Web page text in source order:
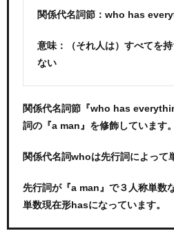
関係代名詞節：who has
意味：（それ人は）すべてを
ない
関係代名詞節『who has
詞の『a man』を修飾しています。
関係代名詞whoは先行詞によって
先行詞が『a man』で３人称単数
単数現在形hasになっています。